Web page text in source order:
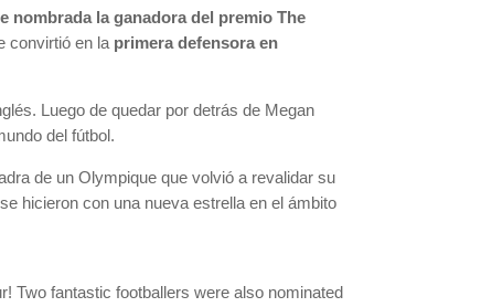
nombrada la ganadora del premio The
convirtió en la primera defensora en
Luego de quedar por detrás de Megan
del fútbol.
de un Olympique que volvió a revalidar su
hicieron con una nueva estrella en el ámbito
Two fantastic footballers were also nominated